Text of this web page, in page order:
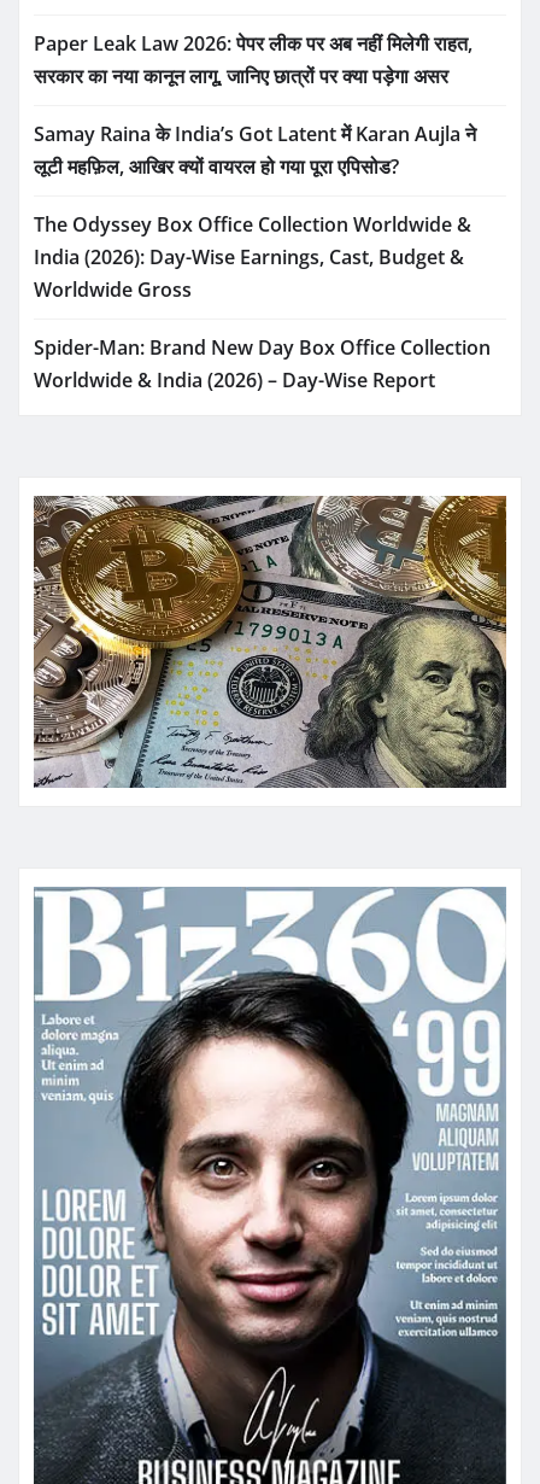
Paper Leak Law 2026: पेपर लीक पर अब नहीं मिलेगी राहत,
सरकार का नया कानून लागू, जानिए छात्रों पर क्या पड़ेगा असर
Samay Raina के India’s Got Latent में Karan Aujla ने
लूटी महफ़िल, आखिर क्यों वायरल हो गया पूरा एपिसोड?
The Odyssey Box Office Collection Worldwide &
India (2026): Day-Wise Earnings, Cast, Budget &
Worldwide Gross
Spider-Man: Brand New Day Box Office Collection
Worldwide & India (2026) – Day-Wise Report